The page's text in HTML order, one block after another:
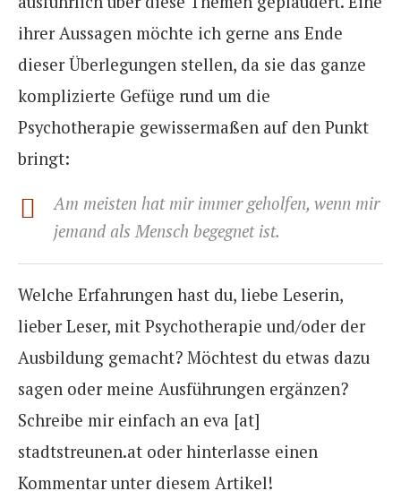
ihrer Aussagen möchte ich gerne ans Ende
dieser Überlegungen stellen, da sie das ganze
komplizierte Gefüge rund um die
Psychotherapie gewissermaßen auf den Punkt
bringt:
Am meisten hat mir immer geholfen, wenn mir
jemand als Mensch begegnet ist.
Welche Erfahrungen hast du, liebe Leserin,
lieber Leser, mit Psychotherapie und/oder der
Ausbildung gemacht? Möchtest du etwas dazu
sagen oder meine Ausführungen ergänzen?
Schreibe mir einfach an eva [at]
stadtstreunen.at oder hinterlasse einen
Kommentar unter diesem Artikel!